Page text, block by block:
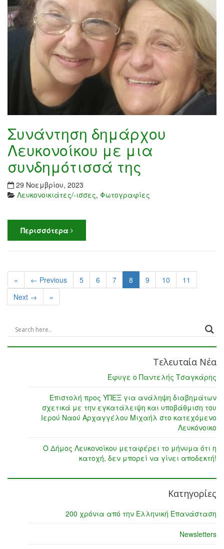
Συνάντηση δημάρχου
Λευκονοίκου με μια
συνδημότισσά της
29 Νοεμβρίου, 2023
Λευκονοικιάτες/-ισσες, Φωτογραφίες
Περισσότερα
« ← Previous 5 6 7 8 9 10
11
Next →
»
Τελευταία Νέα
Έφυγε ο Παντελής Τσαγκάρης
Επιστολή προς ΥΠΕΞ για ανάληψη διαβημάτων
σχετικά με την εγκατάλειψη και υποβάθμιση του
Ιερού Ναού Αρχαγγέλου Μιχαήλ στο κατεχόμενο
Λευκόνοικο
Ο Δήμος Λευκονοίκου μεταφέρει το μήνυμα ότι η
κατοχή, δεν μπορεί να γίνει αποδεκτή!
Κατηγορίες
200 χρόνια από την Ελληνική Επανάσταση
Newsletters